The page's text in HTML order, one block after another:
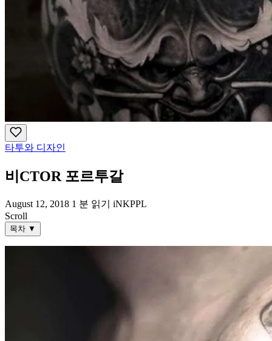
타투와 디자인
비CTOR 포르투갈
August 12, 2018 1 분 읽기
iNKPPL
Scroll
목차 ▼